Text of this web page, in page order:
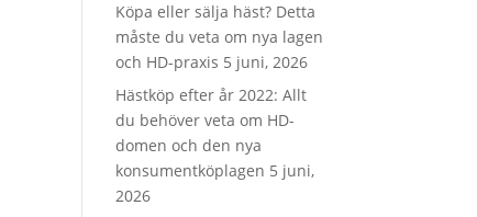
Köpa eller sälja häst? Detta
måste du veta om nya lagen
och HD-praxis 5 juni, 2026
Hästköp efter år 2022: Allt
du behöver veta om HD-
domen och den nya
konsumentköplagen 5 juni,
2026